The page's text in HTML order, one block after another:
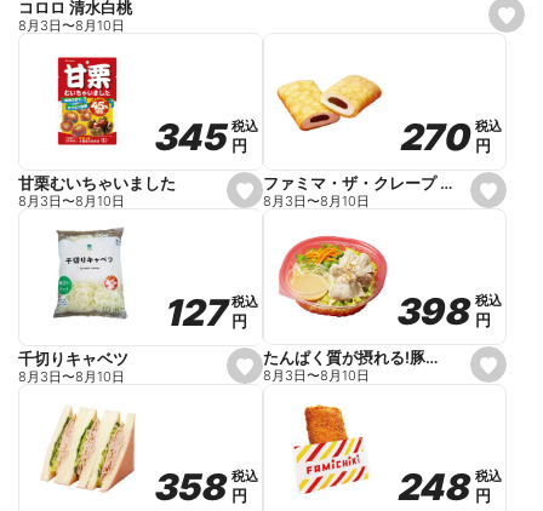
s
e
コロロ 清水白桃
8月3日〜8月10日
s
e
o
r
i
e
345
345税込
税込
円
円
甘栗むいちゃいました
8月3日〜8月10日
s
e
o
r
i
e
270
270 税込
税込
円
円
ファミマ・ザ・クレープ 生チョコ
8月3日〜8月10日
s
e
o
r
i
127
127税込
税込
円
円
千切りキャベツ
8月3日〜8月10日
s
e
o
r
i
398
398 税込
税込
円
円
たんぱく質が摂れる!豚しゃぶのパスタサラダ
8月3日〜8月10日
358
358税込
税込
円
円
248
248 税込
税込
円
円